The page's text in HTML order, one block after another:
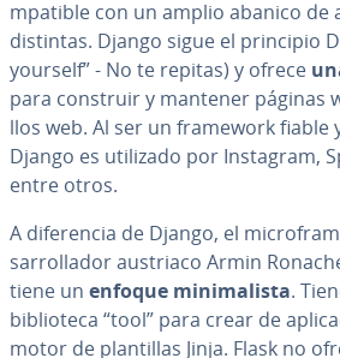
m­pa­ti­ble con un amplio abanico de
distintas. Django sigue el principio
yourself” - No te repitas) y ofrece
para construir y mantener páginas
llos web. Al ser un framework fiable
Django es utilizado por Instagram,
entre otros.
A di­fe­re­n­cia de Django, el
sa­rro­lla­dor austriaco Armin
tiene un enfoque mi­ni­ma­li­s­ta.
bi­blio­te­ca “tool” para crear de
motor de pla­n­ti­llas Jinja. Flask no